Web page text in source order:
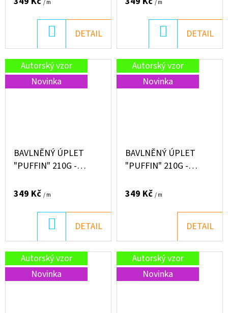
/ m
KOŠÍKU
DETAIL
/ m
KOŠÍKU
DETAIL
Autorský vzor
Novinka
BAVLNĚNÝ ÚPLET
"PUFFIN" 210G -
HOLÍNKÁCH
349 Kč / m
KOŠÍKU
DETAIL
Autorský vzor
Novinka
BAVLNĚNÝ ÚPLET
"PUFFIN" 210G -
349 Kč / m
DETAIL
Autorský vzor
Novinka
Autorský vzor
Novinka